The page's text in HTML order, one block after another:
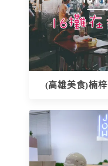
(高雄美食)楠